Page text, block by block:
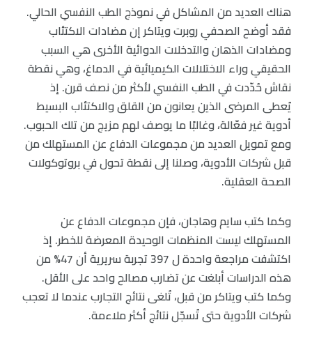
هناك العديد من المشاكل في نموذج الطب النفسي الحالي.
فقد أوضح الصحفي روبرت ويتاكر إن مضادات الاكتئاب
ومضادات الذهان والتدخلات الدوائية الأخرى هي السبب
الحقيقي وراء الاختلالات الكيميائية في الدماغ، وهي نقطة
نقاش حُدّدت في الطب النفسي لأكثر من نصف قرن. إذ
يُعطى المرضى الذين يعانون من القلق والاكتئاب البسيط
أدوية غير فعّالة، وغالبًا ما يوصف لهم مزيج من تلك الحبوب.
ومع تمويل العديد من مجموعات الدفاع عن المستهلك من
قبل شركات الأدوية، وصلنا إلى نقطة تحول في بروتوكولات
الصحة العقلية.
وكما كتب سايم وهاجان، فإن مجموعات الدفاع عن
المستهلك ليست المنظمات الوحيدة المعرضة للخطر. إذ
اكتشفت مراجعة واحدة ل 397 تجربة سريرية أن 47% من
هذه الدراسات أبلغت عن تضارب مصالح واحد على الأقل.
وكما كتب ويتاكر من قبل، تُلغى نتائج التجارب عندما لا تعجب
شركات الأدوية حتى تُسجّل نتائج أكثر ملاءمة.